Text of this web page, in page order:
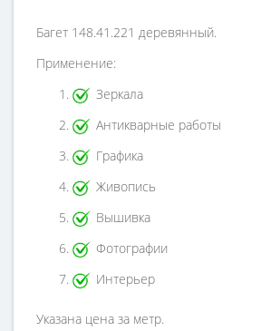
Багет 148.41.221 деревянный.
Применение:
Зеркала
Антикварные работы
Графика
Живопись
Вышивка
Фотографии
Интерьер
Указана цена за метр.